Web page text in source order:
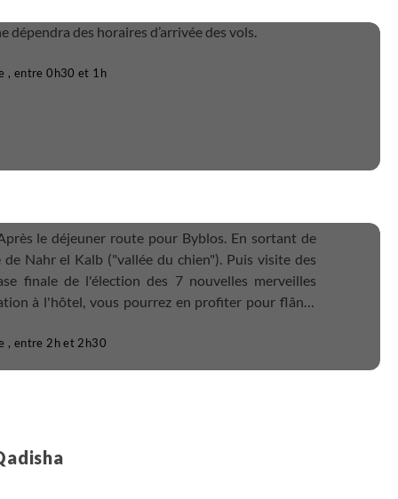
des horaires d’arrivée des vols.
, entre 0h30 et 1h
le déjeuner route pour Byblos. En sortant de
Nahr el Kalb ("vallée du chien"). Puis visite des
finale de l'élection des 7 nouvelles merveilles
à l'hôtel, vous pourrez en profiter pour flâner
, entre 2h et 2h30